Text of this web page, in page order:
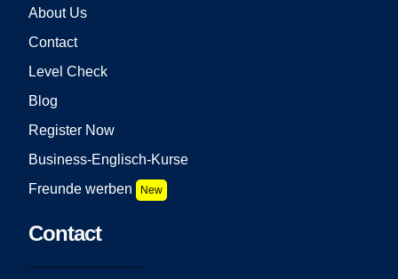
About Us
Contact
Level Check
Blog
Register Now
Business-Englisch-Kurse
Freunde werben
New
Contact